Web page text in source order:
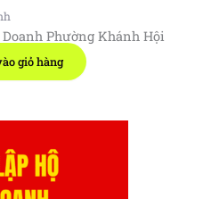
Phường Khánh Hội
giỏ hàng